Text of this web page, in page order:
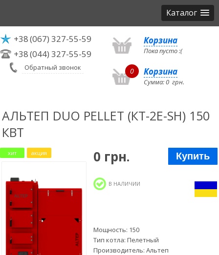
Каталог
+38(067) 327-55-59
+38(044) 327-55-59
Обратный звонок
Корзина
Пока пусто :(
0 Корзина
Сумма:0 грн.
АЛЬТЕП DUO PELLET (КТ-2Е-SH) 150
КВТ
хит акция 0 грн. Купить
В НАЛИЧИИ
Мощность: 150
Тип котла: Пелетный
Производитель: Альтеп